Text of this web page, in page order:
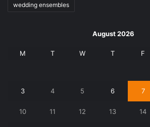
wedding ensembles
August 2026
M T W T F
3 4 5 6 7
10 11 12 13 14